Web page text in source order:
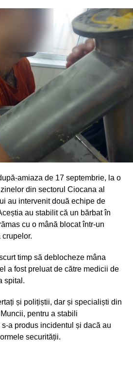
amiaza de 17 septembrie, la o
din sectorul Ciocana al
au intervenit două echipe de
au stabilit că un bărbat în
cu o mână blocat într-un
timp să deblocheze mâna
a fost preluat de către medicii de
spital.
și polițiștii, dar și specialiști din
pentru a stabili
a produs incidentul și dacă au
securității.